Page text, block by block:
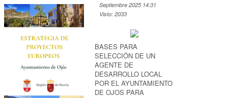
Septiembre 2025 14:31
Visto: 2033
BASES PARA
SELECCIÓN DE UN
AGENTE DE
DESARROLLO LOCAL
POR EL AYUNTAMIENTO
DE OJOS PARA